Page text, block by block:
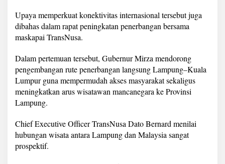
Upaya memperkuat konektivitas internasional tersebut juga
dibahas dalam rapat peningkatan penerbangan bersama
maskapai TransNusa.
Dalam pertemuan tersebut, Gubernur Mirza mendorong
pengembangan rute penerbangan langsung Lampung–Kuala
Lumpur guna mempermudah akses masyarakat sekaligus
meningkatkan arus wisatawan mancanegara ke Provinsi
Lampung.
Chief Executive Officer TransNusa Dato Bernard menilai
hubungan wisata antara Lampung dan Malaysia sangat
prospektif.